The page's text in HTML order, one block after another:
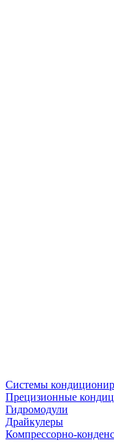
Системы
Прецизионные
Гидромодули
Драйкулеры
Компрессорно-